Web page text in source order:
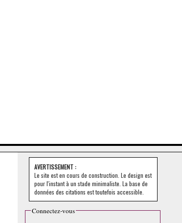
AVERTISSEMENT :
Le site est en cours de construction. Le design est
pour l'instant à un stade minimaliste. La base de
données des citations est toutefois accessible.
Connectez-vous